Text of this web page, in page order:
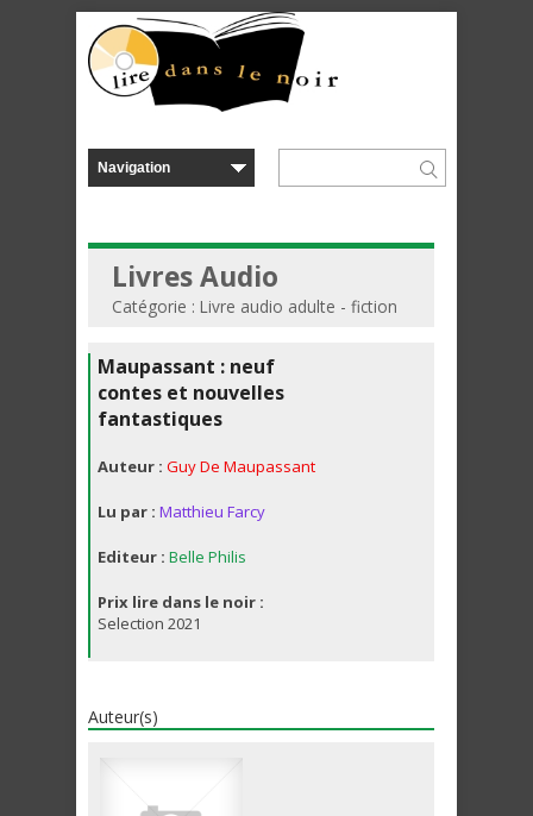
Livres Audio
Catégorie : Livre audio adulte - fiction
Maupassant : neuf
contes et nouvelles
fantastiques
Auteur : Guy De Maupassant
Lu par : Matthieu Farcy
Editeur : Belle Philis
Prix lire dans le noir :
Selection 2021
Auteur(s)